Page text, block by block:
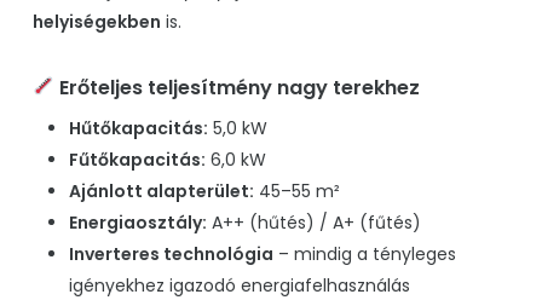
helyiségekben is.
Erőteljes teljesítmény nagy terekhez
Hűtőkapacitás: 5,0 kW
Fűtőkapacitás: 6,0 kW
Ajánlott alapterület: 45–55 m²
Energiaosztály: A++ (hűtés) / A+ (fűtés)
Inverteres technológia – mindig a tényleges
igényekhez igazodó energiafelhasználás